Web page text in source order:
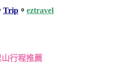
Trip 。 eztravel
山行程推薦